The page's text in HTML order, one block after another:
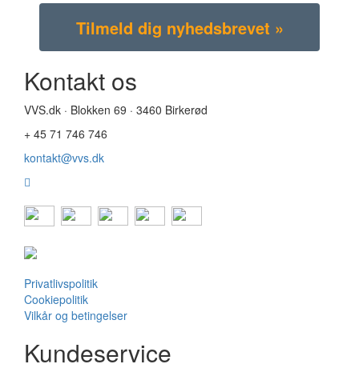
Kontakt os
VVS.dk · Blokken 69 · 3460 Birkerød
+ 45 71 746 746
kontakt@vvs.dk
Privatlivspolitik
Cookiepolitik
Vilkår og betingelser
Kundeservice